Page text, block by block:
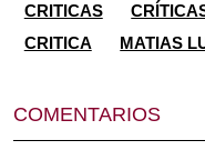
CRITICAS
CRITICA
MATIAS
COMENTARIOS